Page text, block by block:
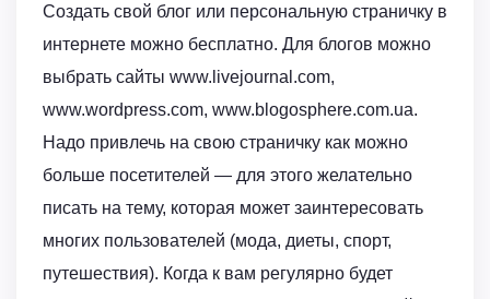
Создать свой блог или персональную страничку в
интернете можно бесплатно. Для блогов можно
выбрать сайты www.livejournal.com,
www.wordpress.com, www.blogosphere.com.ua.
Надо привлечь на свою страничку как можно
больше посетителей — для этого желательно
писать на тему, которая может заинтересовать
многих пользователей (мода, диеты, спорт,
путешествия). Когда к вам регулярно будет